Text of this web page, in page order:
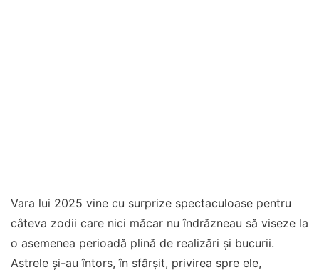
Vara lui 2025 vine cu surprize spectaculoase pentru
câteva zodii care nici măcar nu îndrăzneau să viseze la
o asemenea perioadă plină de realizări și bucurii.
Astrele și-au întors, în sfârșit, privirea spre ele,